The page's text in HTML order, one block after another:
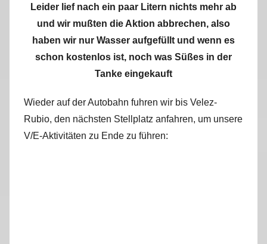
Leider lief nach ein paar Litern nichts mehr ab
und wir mußten die Aktion abbrechen, also
haben wir nur Wasser aufgefüllt und wenn es
schon kostenlos ist, noch was Süßes in der
Tanke eingekauft
Wieder auf der Autobahn fuhren wir bis Velez-
Rubio, den nächsten Stellplatz anfahren, um unsere
V/E-Aktivitäten zu Ende zu führen: